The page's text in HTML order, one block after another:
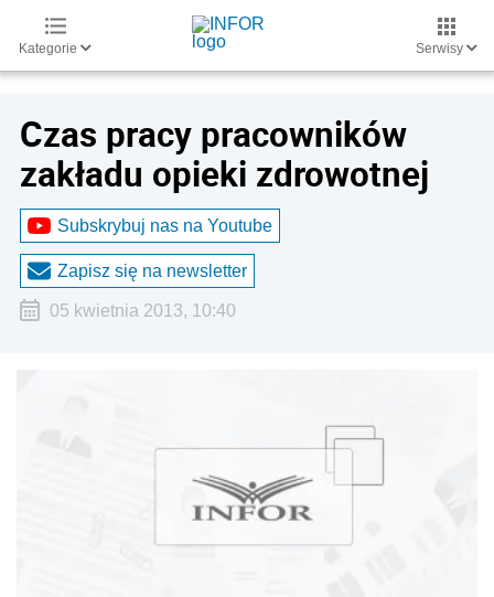
Kategorie Serwisy
Czas pracy pracowników
zakładu opieki zdrowotnej
Subskrybuj nas na Youtube
Zapisz się na newsletter
05 kwietnia 2013, 10:40